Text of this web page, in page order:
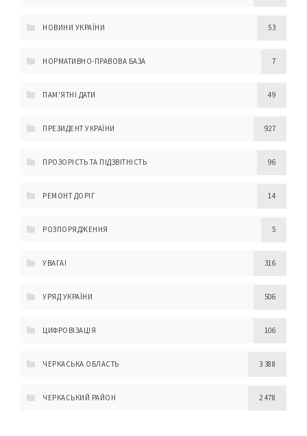
НОВИНИ УКРАЇНИ 53
НОРМАТИВНО-ПРАВОВА БАЗА 7
ПАМ'ЯТНІ ДАТИ 49
ПРЕЗИДЕНТ УКРАЇНИ 927
ПРОЗОРІСТЬ ТА ПІДЗВІТНІСТЬ 96
РЕМОНТ ДОРІГ 14
РОЗПОРЯДЖЕННЯ 5
УВАГА! 316
УРЯД УКРАЇНИ 506
ЦИФРОВІЗАЦІЯ 106
ЧЕРКАСЬКА ОБЛАСТЬ 3 388
ЧЕРКАСЬКИЙ РАЙОН 2 478